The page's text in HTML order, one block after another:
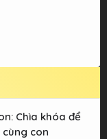
Chìa khóa để
con